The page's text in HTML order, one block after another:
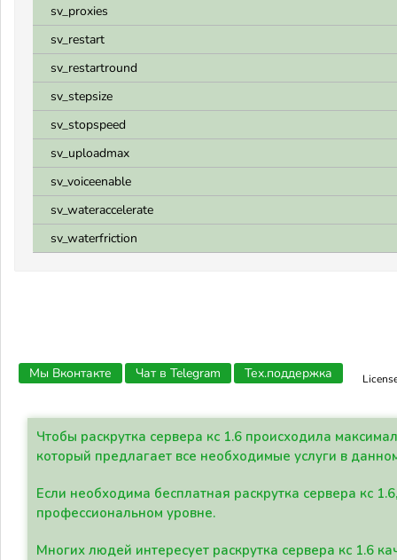
sv_proxies
sv_restart
sv_restartround
sv_stepsize
sv_stopspeed
sv_uploadmax
sv_voiceenable
sv_wateraccelerate
sv_waterfriction
Мы Вконтакте Чат в Telegram Тех.поддержка
Чтобы раскрутка сервера кс 1.6 происходила
который предлагает все необходимые услуги в
Если необходима бесплатная раскрутка сервера кс
профессиональном уровне.
Многих людей интересует раскрутка сервера кс 1.6